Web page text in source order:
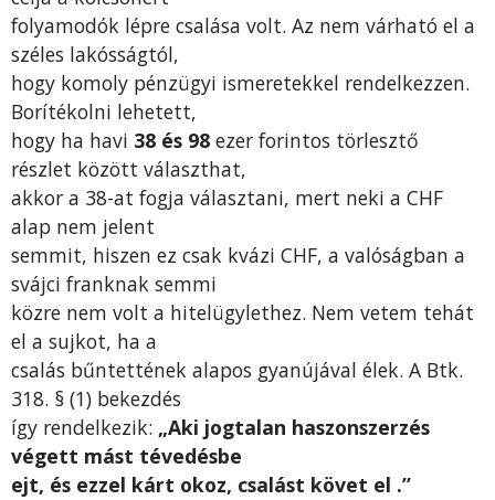
folyamodók lépre csalása volt. Az nem várható el a
széles lakósságtól,
hogy komoly pénzügyi ismeretekkel rendelkezzen.
Borítékolni lehetett,
hogy ha havi 38 és 98 ezer forintos törlesztő
részlet között választhat,
akkor a 38-at fogja választani, mert neki a CHF
alap nem jelent
semmit, hiszen ez csak kvázi CHF, a valóságban a
svájci franknak semmi
közre nem volt a hitelügylethez. Nem vetem tehát
el a sujkot, ha a
csalás bűntettének alapos gyanújával élek. A Btk.
318. § (1) bekezdés
így rendelkezik: „Aki jogtalan haszonszerzés
végett mást tévedésbe
ejt, és ezzel kárt okoz, csalást követ el .”